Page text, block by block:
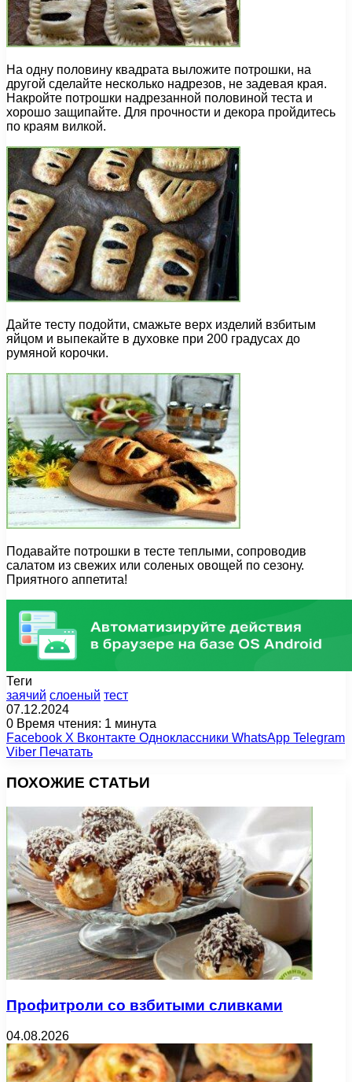
На одну половину квадрата выложите потрошки, на
другой сделайте несколько надрезов, не задевая края.
Накройте потрошки надрезанной половиной теста и
хорошо защипайте. Для прочности и декора пройдитесь
по краям вилкой.
Дайте тесту подойти, смажьте верх изделий взбитым
яйцом и выпекайте в духовке при 200 градусах до
румяной корочки.
Подавайте потрошки в тесте теплыми, сопроводив
салатом из свежих или соленых овощей по сезону.
Приятного аппетита!
Теги
заячий слоеный тест
07.12.2024
0 Время чтения: 1 минута
Facebook X Вконтакте Одноклассники WhatsApp Telegram
Viber Печатать
ПОХОЖИЕ СТАТЬИ
Профитроли со взбитыми сливками
04.08.2026